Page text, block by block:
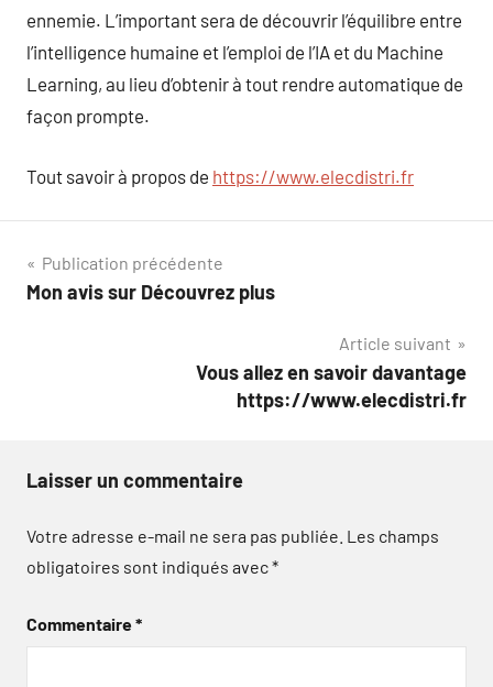
ennemie. L’important sera de découvrir l’équilibre entre
l’intelligence humaine et l’emploi de l’IA et du Machine
Learning, au lieu d’obtenir à tout rendre automatique de
façon prompte.
Tout savoir à propos de https://www.elecdistri.fr
Navigation
de
Publication précédente
Mon avis sur Découvrez plus
Article suivant
Vous allez en savoir davantage
https://www.elecdistri.fr
Laisser un commentaire
Votre adresse e-mail ne sera pas publiée. Les champs
obligatoires sont indiqués avec*
Commentaire*